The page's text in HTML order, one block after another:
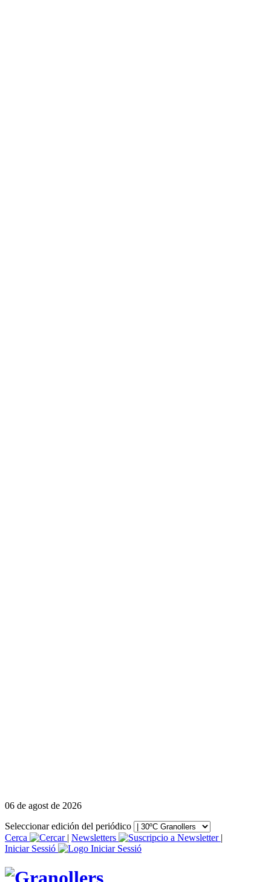
06 de agost de 2026
Seleccionar edición del periódico
Cerca
| Newsletters
|
Iniciar Sessió